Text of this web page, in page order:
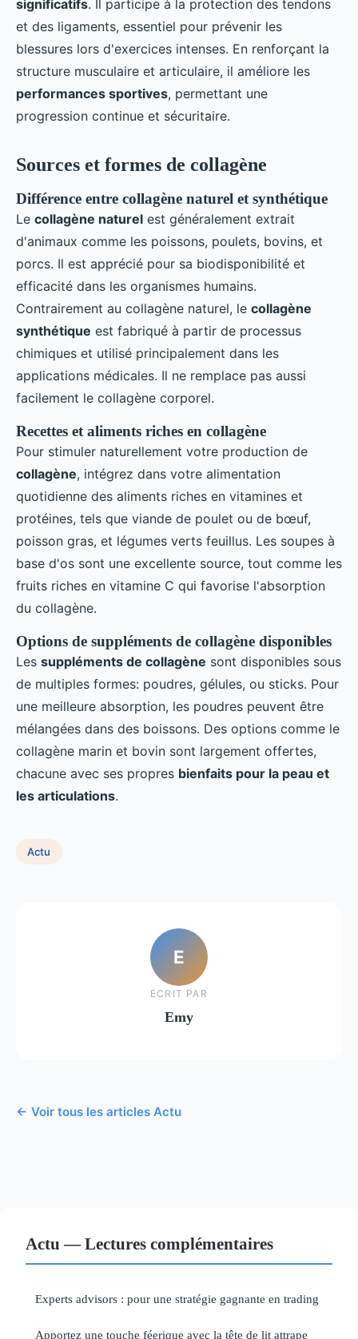
significatifs. Il participe à la protection des tendons
et des ligaments, essentiel pour prévenir les
blessures lors d'exercices intenses. En renforçant la
structure musculaire et articulaire, il améliore les
performances sportives, permettant une
progression continue et sécuritaire.
Sources et formes de collagène
Différence entre collagène naturel et synthétique
Le collagène naturel est généralement extrait
d'animaux comme les poissons, poulets, bovins, et
porcs. Il est apprécié pour sa biodisponibilité et
efficacité dans les organismes humains.
Contrairement au collagène naturel, le collagène
synthétique est fabriqué à partir de processus
chimiques et utilisé principalement dans les
applications médicales. Il ne remplace pas aussi
facilement le collagène corporel.
Recettes et aliments riches en collagène
Pour stimuler naturellement votre production de
collagène, intégrez dans votre alimentation
quotidienne des aliments riches en vitamines et
protéines, tels que viande de poulet ou de bœuf,
poisson gras, et légumes verts feuillus. Les soupes à
base d'os sont une excellente source, tout comme les
fruits riches en vitamine C qui favorise l'absorption
du collagène.
Options de suppléments de collagène disponibles
Les suppléments de collagène sont disponibles sous
de multiples formes: poudres, gélules, ou sticks. Pour
une meilleure absorption, les poudres peuvent être
mélangées dans des boissons. Des options comme le
collagène marin et bovin sont largement offertes,
chacune avec ses propres bienfaits pour la peau et
les articulations.
Actu
E
ECRIT PAR
Emy
← Voir tous les articles Actu
Actu — Lectures complémentaires
Experts advisors : pour une stratégie gagnante en trading
Apportez une touche féerique avec la tête de lit attrape